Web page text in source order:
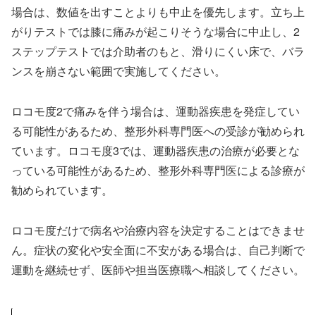
場合は、数値を出すことよりも中止を優先します。立ち上
がりテストでは膝に痛みが起こりそうな場合に中止し、2
ステップテストでは介助者のもと、滑りにくい床で、バラ
ンスを崩さない範囲で実施してください。
ロコモ度2で痛みを伴う場合は、運動器疾患を発症してい
る可能性があるため、整形外科専門医への受診が勧められ
ています。ロコモ度3では、運動器疾患の治療が必要とな
っている可能性があるため、整形外科専門医による診療が
勧められています。
ロコモ度だけで病名や治療内容を決定することはできませ
ん。症状の変化や安全面に不安がある場合は、自己判断で
運動を継続せず、医師や担当医療職へ相談してください。